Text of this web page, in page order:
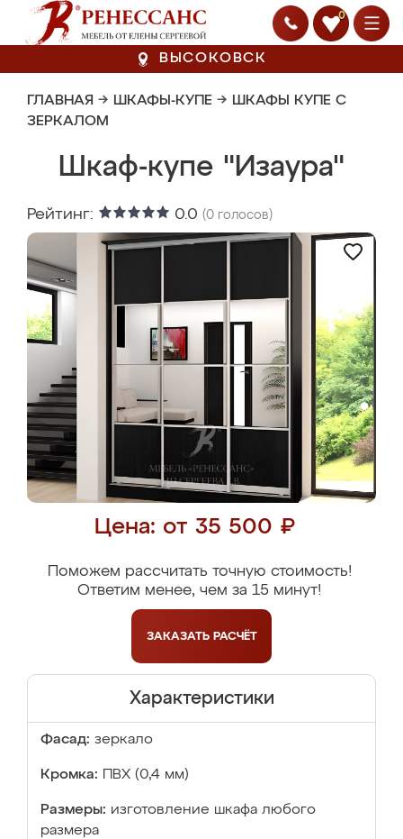
0
ВЫСОКОВСК
ГЛАВНАЯ → ШКАФЫ-КУПЕ → ШКАФЫ КУПЕ С
ЗЕРКАЛОМ
Шкаф-купе "Изаура"
Рейтинг: 0.0 (0 голосов)
Цена: от 35 500 ₽
Поможем рассчитать точную стоимость!
Ответим менее, чем за 15 минут!
ЗАКАЗАТЬ РАСЧЁТ
Характеристики
Фасад: зеркало
Кромка: ПВХ (0,4 мм)
Размеры: изготовление шкафа любого
размера